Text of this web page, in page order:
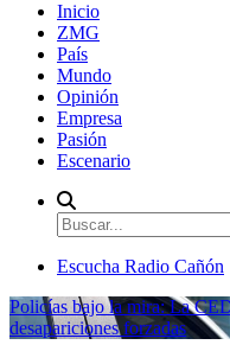
Inicio
ZMG
País
Mundo
Opinión
Empresa
Pasión
Escenario
Escucha Radio Cañón
Policías bajo la mira: La
desapariciones forzadas